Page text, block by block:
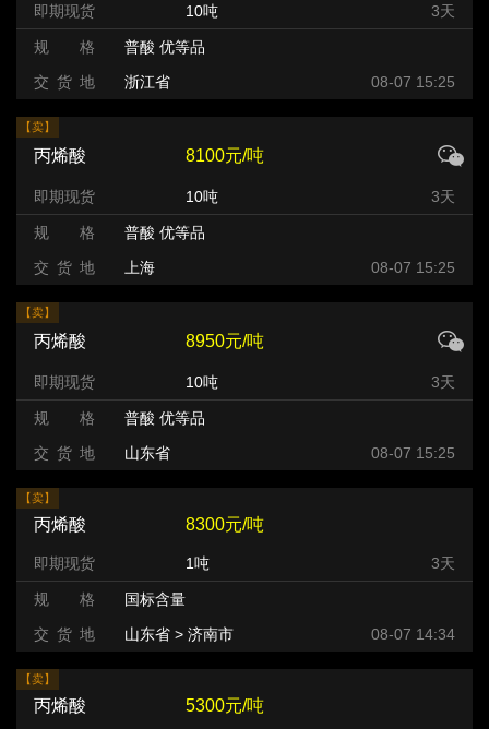
即期现货 10吨 3天
规 格
普酸 优等品
交 货 地
浙江省 08-07 15:25
【卖】
丙烯酸 8100元/吨
即期现货 10吨 3天
规 格
普酸 优等品
交 货 地
上海 08-07 15:25
【卖】
丙烯酸 8950元/吨
即期现货 10吨 3天
规 格
普酸 优等品
交 货 地
山东省 08-07 15:25
【卖】
丙烯酸 8300元/吨
即期现货 1吨 3天
规 格
国标含量
交 货 地
山东省 > 济南市 08-07 14:34
【卖】
丙烯酸 5300元/吨